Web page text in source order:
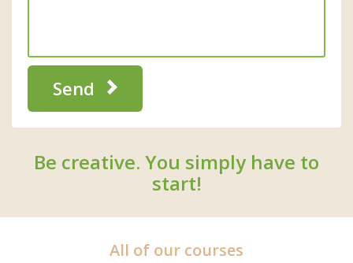
Send
Be creative. You simply have to
start!
All of our courses